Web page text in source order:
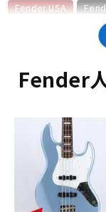
キーボード
管楽器
アンプ
Fender USA
Fender Made in
Fender USAのカテ
エレキギター/テレキ
エレキギター/ジャ
エレキギター/ジャ
エレキギター/ムス
エレキギター/
エレキギター/
Fender